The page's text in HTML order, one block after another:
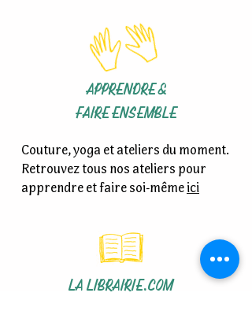
APPRENDRE &
FAIRE ENSEMBLE
Couture, yoga et ateliers du moment.
Retrouvez tous nos ateliers pour
apprendre et faire soi-même ici
LA LIBRAIRIE.COM